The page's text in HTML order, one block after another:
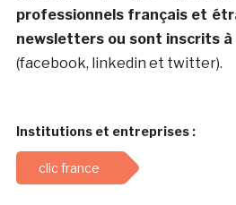
professionnels français et
newsletters ou sont inscrits
(facebook, linkedin et twitter).
Institutions et entreprises :
clic france